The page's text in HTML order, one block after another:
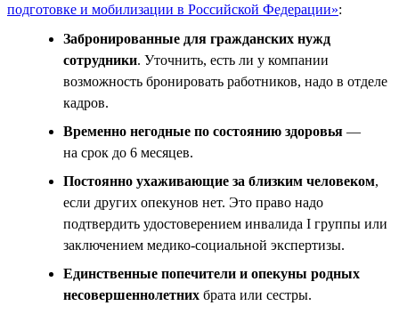
подготовке и мобилизации в Российской Федерации»:
Забронированные для гражданских нужд
сотрудники. Уточнить, есть ли у компании
возможность бронировать работников, надо в отделе
кадров.
Временно негодные по состоянию здоровья —
на срок до 6 месяцев.
Постоянно ухаживающие за близким человеком,
если других опекунов нет. Это право надо
подтвердить удостоверением инвалида I группы или
заключением медико-социальной экспертизы.
Единственные попечители и опекуны родных
несовершеннолетних брата или сестры.